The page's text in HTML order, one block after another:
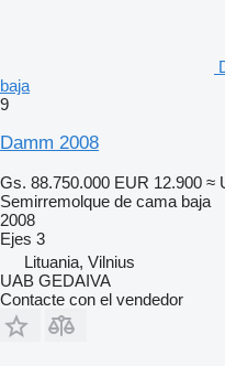
baja
9
Damm 2008
Gs. 88.750.000 EUR 12.900 ≈
Semirremolque de cama baja
2008
Ejes 3
Lituania, Vilnius
UAB GEDAIVA
Contacte con el vendedor